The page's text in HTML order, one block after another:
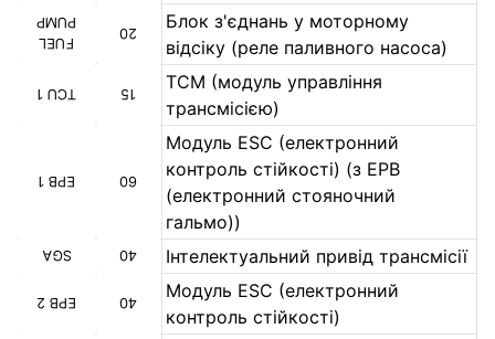
FUEL
PUMP
20
Блок з'єднань у моторному
відсіку (реле паливного насоса)
TCU 1 15
TCM (модуль управління
трансмісією)
EPB 1 60
Модуль ESC (електронний
контроль стійкості) (з EPB
(електронний стояночний
гальмо))
SGA 40 Інтелектуальний привід трансмісії
EPB 2 40
Модуль ESC (електронний
контроль стійкості)